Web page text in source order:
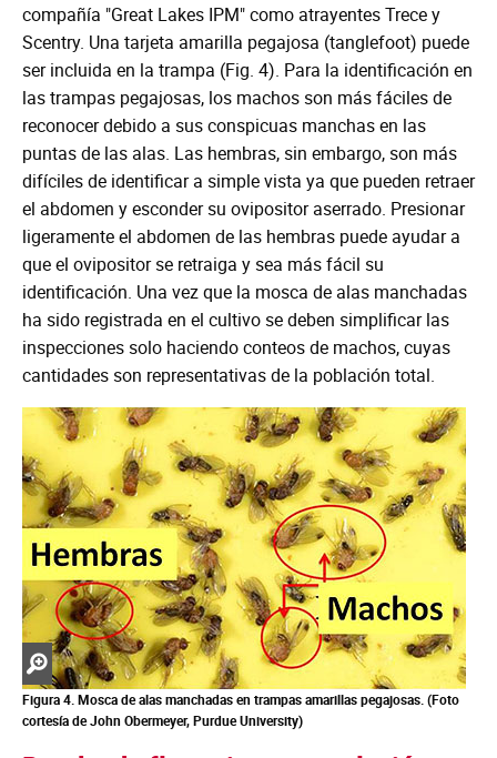
compañía "Great Lakes IPM" como atrayentes Trece y
Scentry. Una tarjeta amarilla pegajosa (tanglefoot) puede
ser incluida en la trampa (Fig. 4). Para la identificación en
las trampas pegajosas, los machos son más fáciles de
reconocer debido a sus conspicuas manchas en las
puntas de las alas. Las hembras, sin embargo, son más
difíciles de identificar a simple vista ya que pueden retraer
el abdomen y esconder su ovipositor aserrado. Presionar
ligeramente el abdomen de las hembras puede ayudar a
que el ovipositor se retraiga y sea más fácil su
identificación. Una vez que la mosca de alas manchadas
ha sido registrada en el cultivo se deben simplificar las
inspecciones solo haciendo conteos de machos, cuyas
cantidades son representativas de la población total.
Zoom
in
Figura 4. Mosca de alas manchadas en trampas amarillas pegajosas. (Foto
cortesía de John Obermeyer, Purdue University)